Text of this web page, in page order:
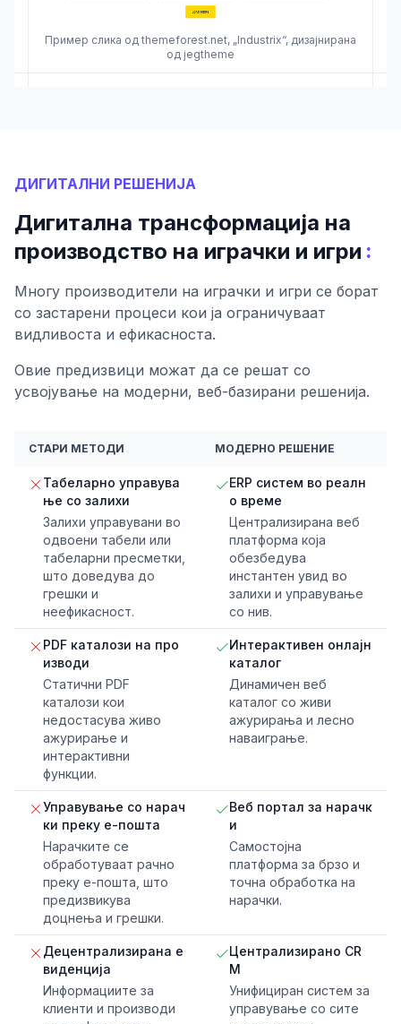
Пример слика од themeforest.net, „Industrix“, дизајнирана
од jegtheme
ДИГИТАЛНИ РЕШЕНИЈА
Дигитална трансформација на
производство на играчки и игри :
Многу производители на играчки и игри се борат
со застарени процеси кои ја ограничуваат
видливоста и ефикасноста.
Овие предизвици можат да се решат со
усвојување на модерни, веб-базирани решенија.
СТАРИ МЕТОДИ МОДЕРНО РЕШЕНИЕ
Табеларно управува
ње со залихи
Залихи управувани во
одвоени табели или
табеларни пресметки,
што доведува до
грешки и
неефикасност.
ERP систем во реалн
о време
Централизирана веб
платформа која
обезбедува
инстантен увид во
залихи и управување
со нив.
PDF каталози на про
изводи
Статични PDF
каталози кои
недостасува живо
ажурирање и
интерактивни
функции.
Интерактивен онлајн
каталог
Динамичен веб
каталог со живи
ажурирања и лесно
наваиграње.
Управување со нарач
ки преку е-пошта
Нарачките се
обработуваат рачно
преку е-пошта, што
предизвикува
доцнења и грешки.
Веб портал за нарачк
и
Самостојна
платформа за брзо и
точна обработка на
нарачки.
Децентрализирана е
виденција
Информациите за
клиенти и производи
Централизирано CR
M
Унифициран систем за
управување со сите